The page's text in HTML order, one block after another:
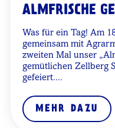
ALMFRISCHE
Was für ein Tag! Am
gemeinsam mit
zweiten Mal unser
gemütlichen Zellberg
gefeiert....
MEHR DAZU